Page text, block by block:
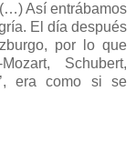
Así entrábamos
El día después
por lo que
Schubert,
era como si se